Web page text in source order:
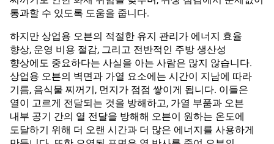
통과할 수 있도록 도움을 줍니다.
하지만 상업용 오븐의 적절한 유지 관리가 에너지 효율
향상, 운영 비용 절감, 그리고 전반적인 주방 생산성
향상에도 중요하다는 사실을 아는 사람은 많지 않습니다.
상업용 오븐의 벽면과 가열 요소에는 시간이 지남에 따라
기름, 음식물 찌꺼기, 먼지가 점점 쌓이게 됩니다. 이들은
열이 고르게 전달되는 것을 방해하고, 가열 부품과 오븐
내부 공기 간의 열 전달을 방해해 오븐이 원하는 온도에
도달하기 위해 더 오랜 시간과 더 많은 에너지를 사용하게